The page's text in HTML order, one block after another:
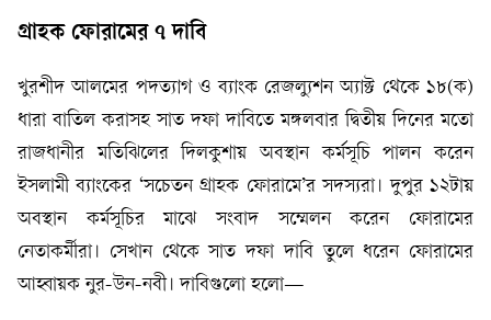
গ্রাহক ফোরামের ৭ দাবি
খুরশীদ আলমের পদত্যাগ ও ব্যাংক রেজল্যুশন অ্যাক্ট থেকে ১৮(ক)
ধারা বাতিল করাসহ সাত দফা দাবিতে মঙ্গলবার দ্বিতীয় দিনের মতো
রাজধানীর মতিঝিলের দিলকুশায় অবস্থান কর্মসূচি পালন করেন
ইসলামী ব্যাংকের ‘সচেতন গ্রাহক ফোরামে’র সদস্যরা। দুপুর ১২টায়
অবস্থান কর্মসূচির মাঝে সংবাদ সম্মেলন করেন ফোরামের
নেতাকর্মীরা। সেখান থেকে সাত দফা দাবি তুলে ধরেন ফোরামের
আহ্বায়ক নুর-উন-নবী। দাবিগুলো হলো—